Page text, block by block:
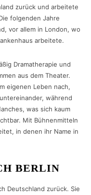
zurück und arbeitete
folgenden Jahre
vor allem in London, wo
arbeitete.
Dramatherapie und
aus dem Theater.
eigenen Leben nach,
während
was sich kaum
Mit Bühnenmitteln
in denen ihr Name in
BERLIN
Deutschland zurück. Sie